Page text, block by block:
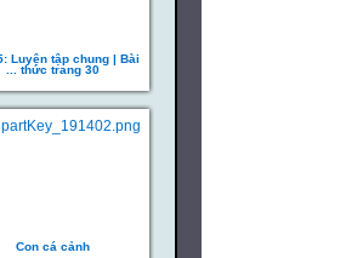
Luyện tập chung | Bài
... thức trang 30
Con cá cảnh